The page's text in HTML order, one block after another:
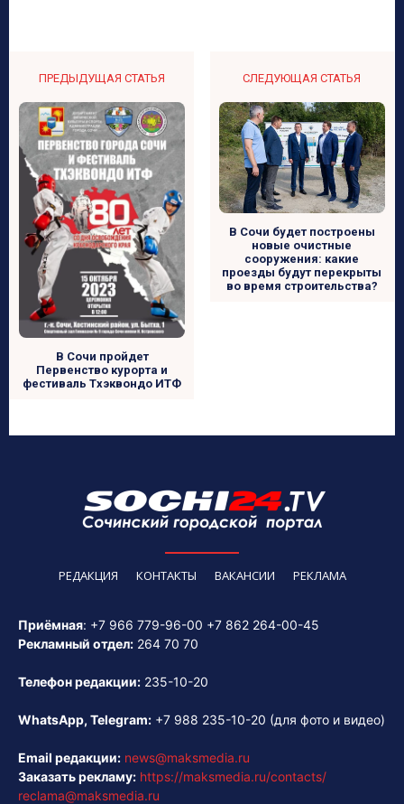
ПРЕДЫДУЩАЯ СТАТЬЯ
В Сочи пройдет
Первенство курорта и
фестиваль Тхэквондо ИТФ
СЛЕДУЮЩАЯ СТАТЬЯ
В Сочи будет построены
новые очистные
сооружения: какие
проезды будут перекрыты
во время строительства?
РЕДАКЦИЯ КОНТАКТЫ ВАКАНСИИ РЕКЛАМА
Приёмная: +7 966 779-96-00 +7 862 264-00-45
Рекламный отдел: 264 70 70
Телефон редакции: 235-10-20
WhatsApp, Telegram: +7 988 235-10-20 (для фото и видео)
Email редакции: news@maksmedia.ru
Заказать рекламу: https://maksmedia.ru/contacts/
reclama@maksmedia.ru